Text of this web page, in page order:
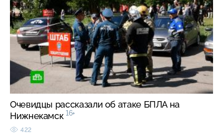
Очевидцы рассказали об атаке БПЛА на
Нижнекамск 16+
422